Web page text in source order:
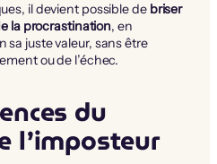
il devient possible de briser
la procrastination, en
juste valeur, sans être
ou de l’échec.
du
l’imposteur